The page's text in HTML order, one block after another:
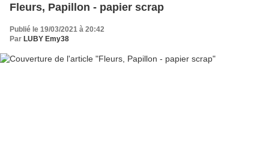
Fleurs, Papillon - papier scrap
Publié le 19/03/2021 à 20:42
Par LUBY Emy38